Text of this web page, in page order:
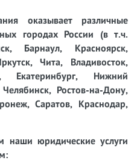
оказывает различные
городах России (в т.ч.
Барнаул, Красноярск,
Чита, Владивосток,
Екатеринбург, Нижний
Ростов-на-Дону,
Саратов, Краснодар,
наши юридические услуги